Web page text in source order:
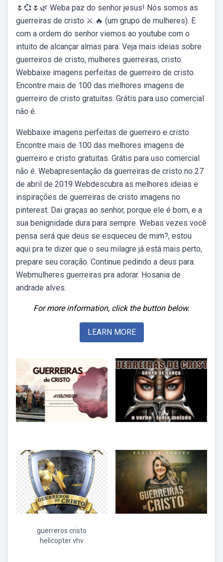
🌷💞🌷🌿 Weba paz do senhor jesus! Nós somos as
guerreiras de cristo ⚔ 🔥 (um grupo de mulheres). E
com a ordem do senhor viemos ao youtube com o
intuito de alcançar almas para. Veja mais ideias sobre
guerreiros de cristo, mulheres guerreiras, cristo.
Webbaixe imagens perfeitas de guerreiro de cristo.
Encontre mais de 100 das melhores imagens de
guerreiro de cristo gratuitas. Grátis para uso comercial
não é.
Webbaixe imagens perfeitas de guerreiro e cristo.
Encontre mais de 100 das melhores imagens de
guerreiro e cristo gratuitas. Grátis para uso comercial
não é. Webapresentação da guerreiras de cristo no 27
de abril de 2019 Webdescubra as melhores ideias e
inspirações de guerreiras de cristo imagens no
pinterest. Dai graças ao senhor, porque ele é bom, e a
sua benignidade dura para sempre. Webas vezes você
pensa será que deus se esqueceu de mim?, estou
aqui pra te dizer que o seu milagre já está mais perto,
prepare seu coração. Continue pedindo a deus para.
Webmulheres guerreiras pra adorar. Hosania de
andrade alves.
For more information, click the button below.
LEARN MORE
guerreros cristo
helicopter vhv